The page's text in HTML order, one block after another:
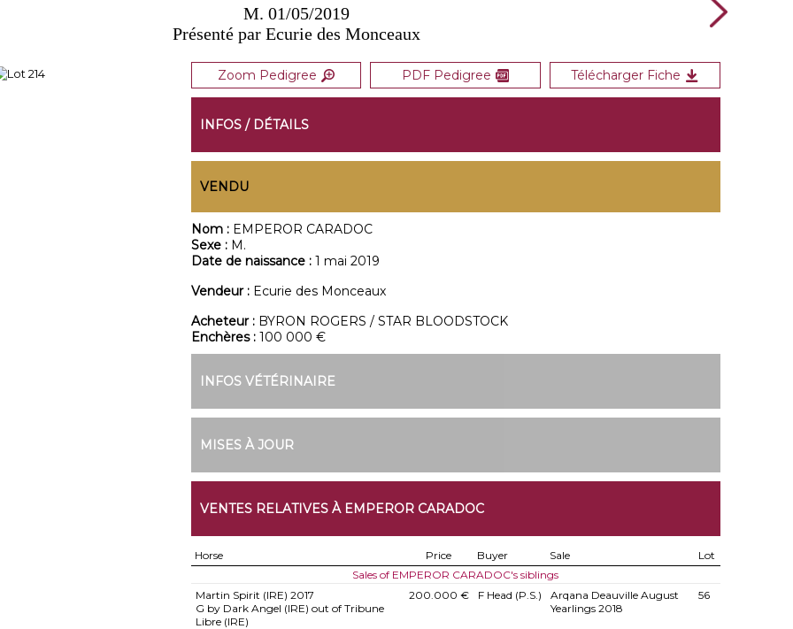
M. 01/05/2019
Présenté par Ecurie des Monceaux
Zoom Pedigree PDF Pedigree Télécharger Fiche
INFOS / DÉTAILS
VENDU
Nom : EMPEROR CARADOC
Sexe : M.
Date de naissance : 1 mai 2019
Vendeur : Ecurie des Monceaux
Acheteur : BYRON ROGERS / STAR BLOODSTOCK
Enchères : 100 000 €
INFOS VÉTÉRINAIRE
MISES À JOUR
VENTES RELATIVES À EMPEROR CARADOC
Horse Price Buyer Sale
Lot
Sales of EMPEROR CARADOC's siblings
Martin Spirit (IRE) 2017
G by Dark Angel (IRE) out of Tribune
Libre (IRE)
200.000 € F Head (P.S.)
Arqana Deauville August
Yearlings 2018
56